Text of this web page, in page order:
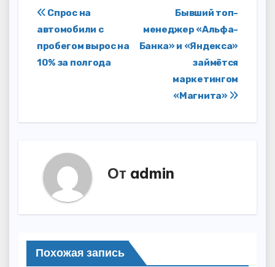
Навигация
по
записям
Бывший топ-
менеджер «Альфа-
Банка» и «Яндекса»
займётся
маркетингом
«Магнита»
Спрос на
автомобили с
пробегом вырос на
10% за полгода
От admin
Похожая запись